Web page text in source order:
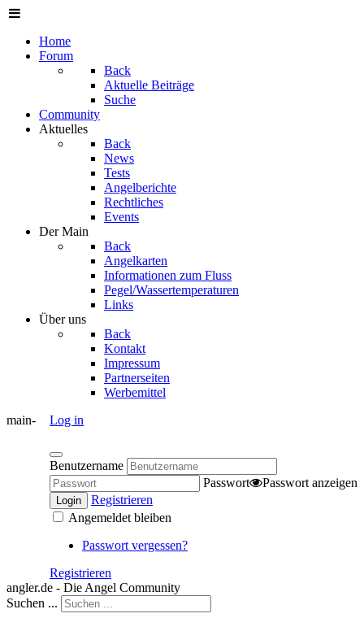
Home
Forum
Back
Aktuelle Beiträge
Suche
Community
Aktuelles
Back
News
Tests
Angelberichte
Rechtliches
Events
Der Main
Back
Angelkarten
Informationen zum Fluss
Pegel/Wassertemperaturen
Links
Über uns
Back
Kontakt
Impressum
Partnerseiten
Werbemittel
Log in
Benutzername
Passwort
Passwort anzeigen
Login
Registrieren
Angemeldet bleiben
Passwort vergessen?
Registrieren
main-
angler.de - Die Angel Community
Suchen ...